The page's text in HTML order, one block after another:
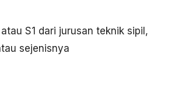
S1 dari jurusan teknik sipil,
sejenisnya